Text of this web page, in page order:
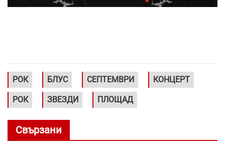
РОК БЛУС СЕПТЕМВРИ КОНЦЕРТ
РОК ЗВЕЗДИ ПЛОЩАД
Свързани